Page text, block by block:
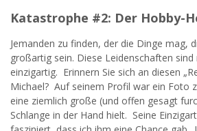
Katastrophe #2: Der Hobby-
Jemanden zu finden, der die Dinge mag,
großartig sein. Diese Leidenschaften sind
einzigartig. Erinnern Sie sich an diesen
Michael? Auf seinem Profil war ein Foto
eine ziemlich große (und offen gesagt
Schlange in der Hand hielt. Seine